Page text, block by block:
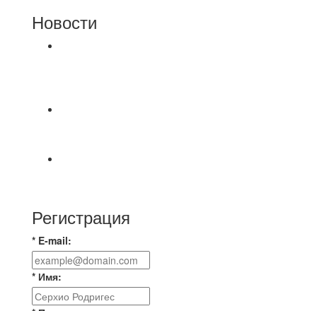
Новости
Регистрация
* E-mail:
* Имя: